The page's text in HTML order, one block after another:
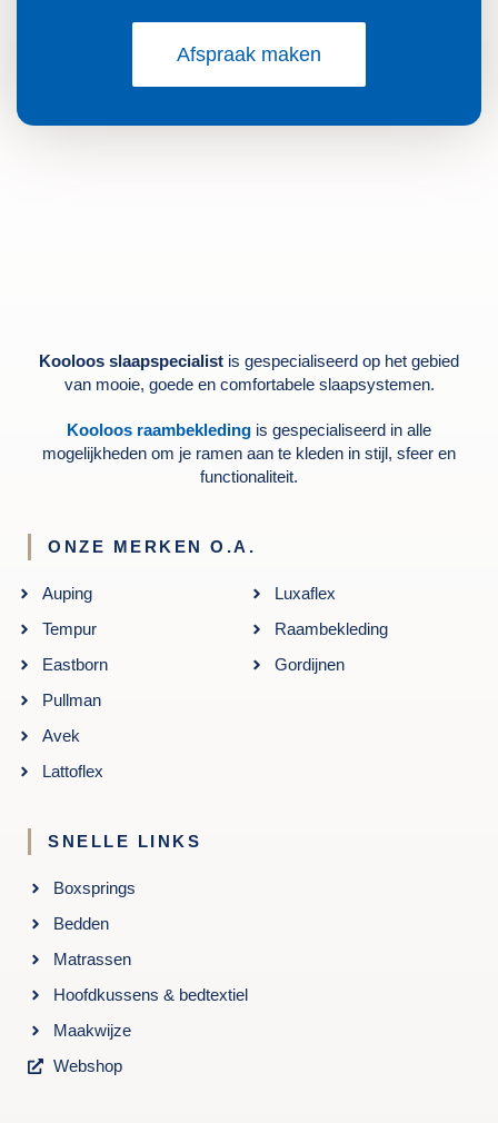
Afspraak maken
Kooloos slaapspecialist is gespecialiseerd op het gebied
van mooie, goede en comfortabele slaapsystemen.
Kooloos raambekleding is gespecialiseerd in alle
mogelijkheden om je ramen aan te kleden in stijl, sfeer en
functionaliteit.
ONZE MERKEN O.A.
Auping
Tempur
Eastborn
Pullman
Avek
Lattoflex
Luxaflex
Raambekleding
Gordijnen
SNELLE LINKS
Boxsprings
Bedden
Matrassen
Hoofdkussens & bedtextiel
Maakwijze
Webshop